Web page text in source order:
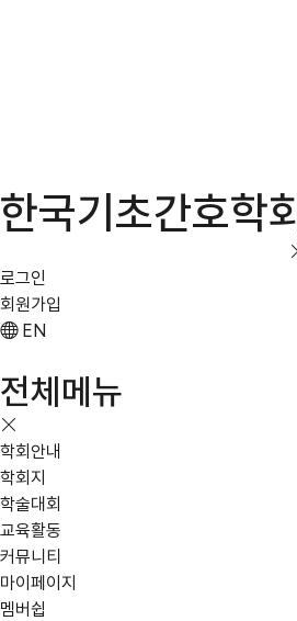
한국기초간호학회
로그인
회원가입
EN
전체메뉴
학회안내
학회지
학술대회
교육활동
커뮤니티
마이페이지
멤버쉽